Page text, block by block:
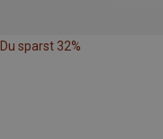
Du sparst 32%